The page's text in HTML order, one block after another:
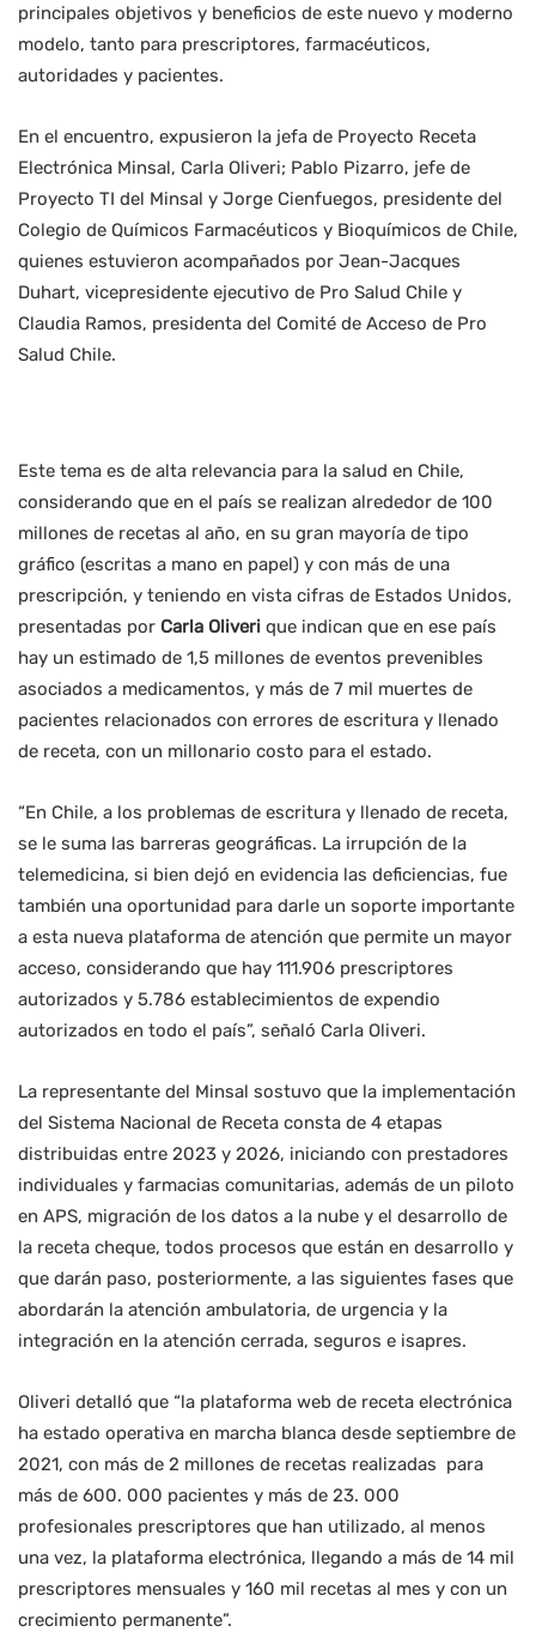
principales objetivos y beneficios de este nuevo y moderno
modelo, tanto para prescriptores, farmacéuticos,
autoridades y pacientes.
En el encuentro, expusieron la jefa de Proyecto Receta
Electrónica Minsal, Carla Oliveri; Pablo Pizarro, jefe de
Proyecto TI del Minsal y Jorge Cienfuegos, presidente del
Colegio de Químicos Farmacéuticos y Bioquímicos de Chile,
quienes estuvieron acompañados por Jean-Jacques
Duhart, vicepresidente ejecutivo de Pro Salud Chile y
Claudia Ramos, presidenta del Comité de Acceso de Pro
Salud Chile.
Este tema es de alta relevancia para la salud en Chile,
considerando que en el país se realizan alrededor de 100
millones de recetas al año, en su gran mayoría de tipo
gráfico (escritas a mano en papel) y con más de una
prescripción, y teniendo en vista cifras de Estados Unidos,
presentadas por Carla Oliveri que indican que en ese país
hay un estimado de 1,5 millones de eventos prevenibles
asociados a medicamentos, y más de 7 mil muertes de
pacientes relacionados con errores de escritura y llenado
de receta, con un millonario costo para el estado.
“En Chile, a los problemas de escritura y llenado de receta,
se le suma las barreras geográficas. La irrupción de la
telemedicina, si bien dejó en evidencia las deficiencias, fue
también una oportunidad para darle un soporte importante
a esta nueva plataforma de atención que permite un mayor
acceso, considerando que hay 111.906 prescriptores
autorizados y 5.786 establecimientos de expendio
autorizados en todo el país”, señaló Carla Oliveri.
La representante del Minsal sostuvo que la implementación
del Sistema Nacional de Receta consta de 4 etapas
distribuidas entre 2023 y 2026, iniciando con prestadores
individuales y farmacias comunitarias, además de un piloto
en APS, migración de los datos a la nube y el desarrollo de
la receta cheque, todos procesos que están en desarrollo y
que darán paso, posteriormente, a las siguientes fases que
abordarán la atención ambulatoria, de urgencia y la
integración en la atención cerrada, seguros e isapres.
Oliveri detalló que “la plataforma web de receta electrónica
ha estado operativa en marcha blanca desde septiembre de
2021, con más de 2 millones de recetas realizadas para
más de 600. 000 pacientes y más de 23. 000
profesionales prescriptores que han utilizado, al menos
una vez, la plataforma electrónica, llegando a más de 14 mil
prescriptores mensuales y 160 mil recetas al mes y con un
crecimiento permanente”.